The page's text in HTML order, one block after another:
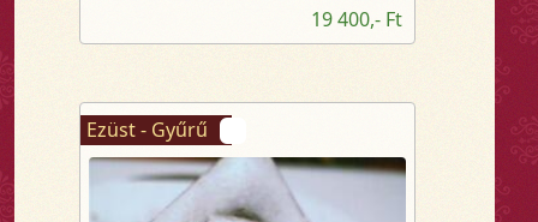
19 400,- Ft
Ezüst - Gyűrű